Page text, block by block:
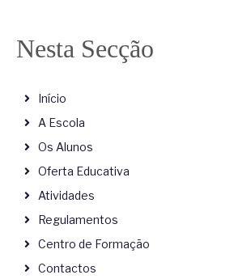
Nesta Secção
Início
A Escola
Os Alunos
Oferta Educativa
Atividades
Regulamentos
Centro de Formação
Contactos